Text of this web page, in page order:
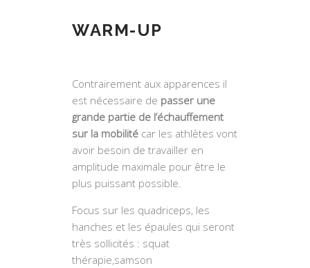
WARM-UP
Contrairement aux apparences il
est nécessaire de passer une
grande partie de l’échauffement
sur la mobilité car les athlètes vont
avoir besoin de travailler en
amplitude maximale pour être le
plus puissant possible.
Focus sur les quadriceps, les
hanches et les épaules qui seront
très sollicités : squat
thérapie,samson